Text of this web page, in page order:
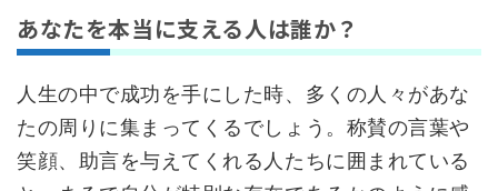
あなたを本当に支える人は誰か？
人生の中で成功を手にした時、多くの人々があな
たの周りに集まってくるでしょう。称賛の言葉や
笑顔、助言を与えてくれる人たちに囲まれている